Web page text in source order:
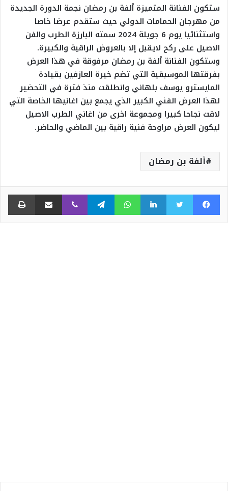
ستكون الفنانة المتميزة ألفة بن رمضان نجمة الدورة الجديدة
من مهرجان الحمامات الدولي حيث ستقدم عرضا خاصا
واستثنائيا يوم 6 جويلة 2024 سمته البارزة الطرب والفن
الاصيل على ركح لايقبل إلا بالعروض الراقية والكبيرة.
وستكون الفنانة ألفة بن رمضان مرفوقة في هذا العرض
بفرقتها الموسبقية التي تضم خيرة العازفين بقيادة
المايسترو يوسف بلهاني وانطلقت منذ فترة في التحضير
لهذا العرض الفني الكبير الذي يجمع بين اغانيها الخاصة التي
لاقت نجاحا كبيرا ومجموعة اخرى من اغاني الطرب الاصيل
ليكون العرض مراوحة فنية راقية بين الماضي والحاضر.
ألفة بن رمضان
فيسبوكتويتر لينكدإنواتساب تيلقرام ڤايبر مشاركة عبر البريد